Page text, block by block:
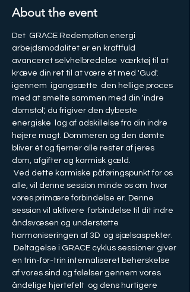
About the event
Det  GRACE Redemption energi
arbejdsmodalitet er en kraftfuld
avanceret selvhelbredelse  værktøj til at
kræve din ret til at være ét med 'Gud'.
igennem  igangsætte  den hellige proces
med at smelte sammen med din 'indre
domstol', du frigiver den dybeste
energiske  lag af adskillelse fra din indre
højere magt. Dommeren og den dømte
bliver ét og fjerner alle rester af jeres
dom, afgifter og karmisk gæld.
alle, vil denne session minde os om  hvor
vores primære forbindelse er. Denne
session vil aktivere  forbindelse til dit indre
åndsvæsen og understøtte
harmoniseringen af 3D  og sjælsaspekter.
en trin-for-trin internaliseret beherskelse
af vores sind og følelser gennem vores
åndelige hjertefelt  og dens hurtigere